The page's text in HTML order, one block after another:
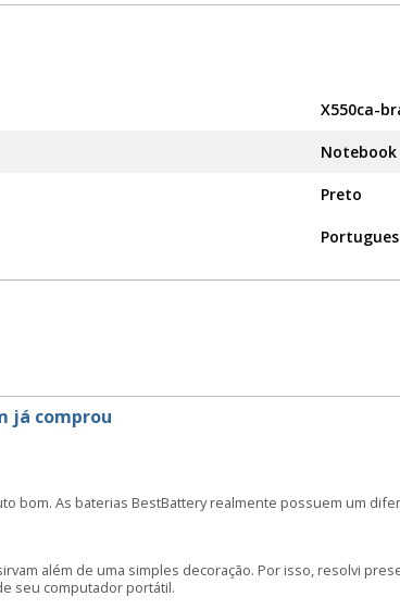
X550ca-
Notebook
Preto
Portugues
já comprou
bom. As baterias BestBattery realmente possuem um
além de uma simples decoração. Por isso, resolvi
seu computador portátil.